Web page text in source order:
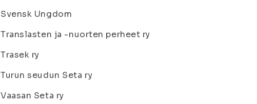
Svensk Ungdom
Translasten ja -nuorten perheet ry
Trasek ry
Turun seudun Seta ry
Vaasan Seta ry